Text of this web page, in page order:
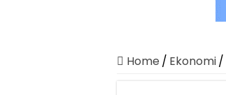
Home / Ekonomi/